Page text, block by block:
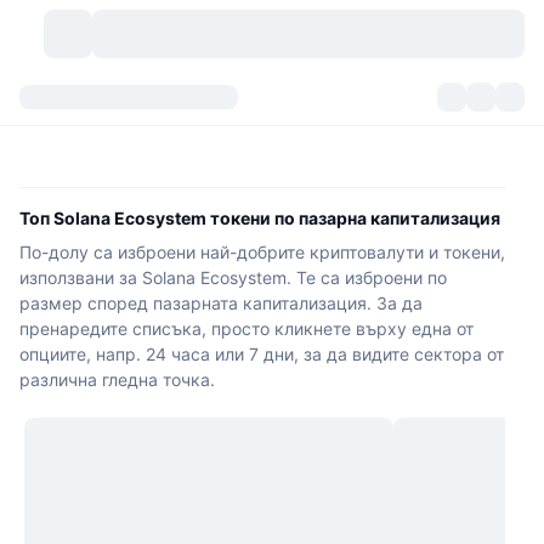
Категории
Исторически моментни снимки
Отключвания на токени
Преглед на пазара
Спот пазар
Брой криптовалути
Сигнали New
Популярни
Нов
Борси
Централизирани борси
Спот
Community
Фийдове
API
Топ Solana Ecosystem токени по пазарна капитализация
По-долу са изброени най-добрите криптовалути и токени,
използвани за Solana Ecosystem. Те са изброени по
размер според пазарната капитализация. За да
пренаредите списъка, просто кликнете върху една от
опциите, напр. 24 часа или 7 дни, за да видите сектора от
различна гледна точка.